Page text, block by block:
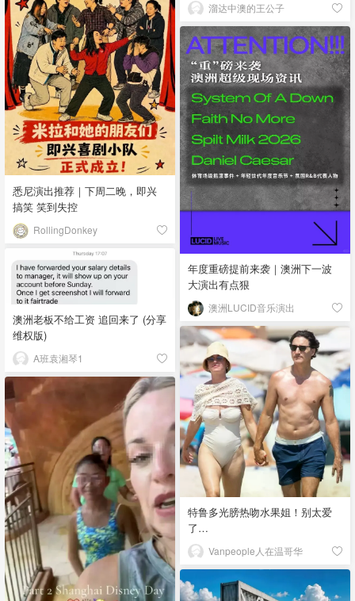
溜达中澳的王公子
悉尼演出推荐｜下周二晚，即兴
搞笑 笑到失控
RollingDonkey
年度重磅提前来袭｜澳洲下一波
大演出有点狠
澳洲LUCID音乐演出
澳洲老板不给工资 追回来了 (分享
维权版)
A班袁湘琴1
特鲁多光膀热吻水果姐！别太爱
了…
Vanpeople人在温哥华